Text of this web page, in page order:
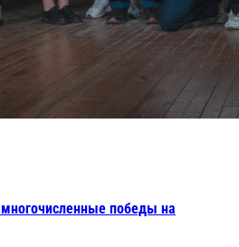
победы на